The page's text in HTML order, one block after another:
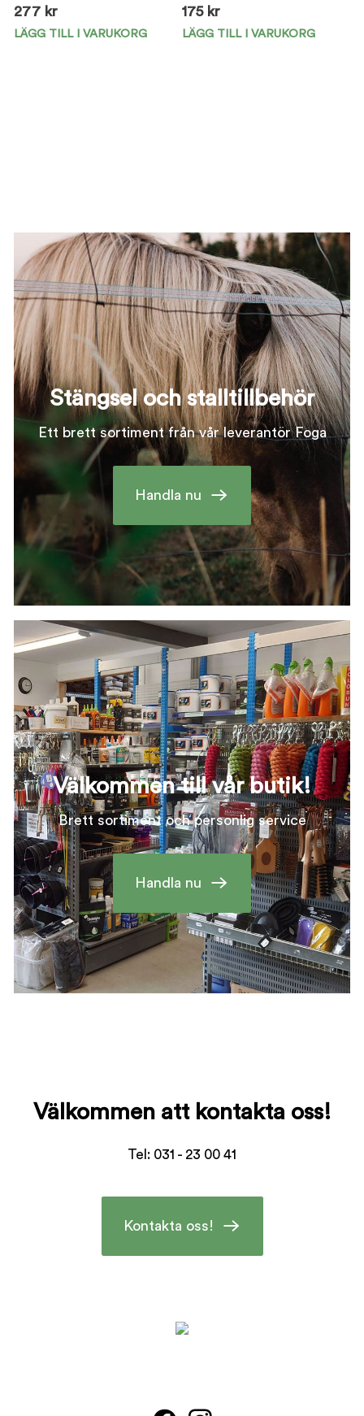
277 kr
LÄGG TILL I VARUKORG
175 kr
LÄGG TILL I VARUKORG
Stängsel och stalltillbehör
Ett brett sortiment från vår leverantör Foga
Handla nu
Välkommen till vår butik!
Brett sortiment och personlig service
Handla nu
Välkommen att kontakta oss!
Tel: 031 - 23 00 41
Kontakta oss!